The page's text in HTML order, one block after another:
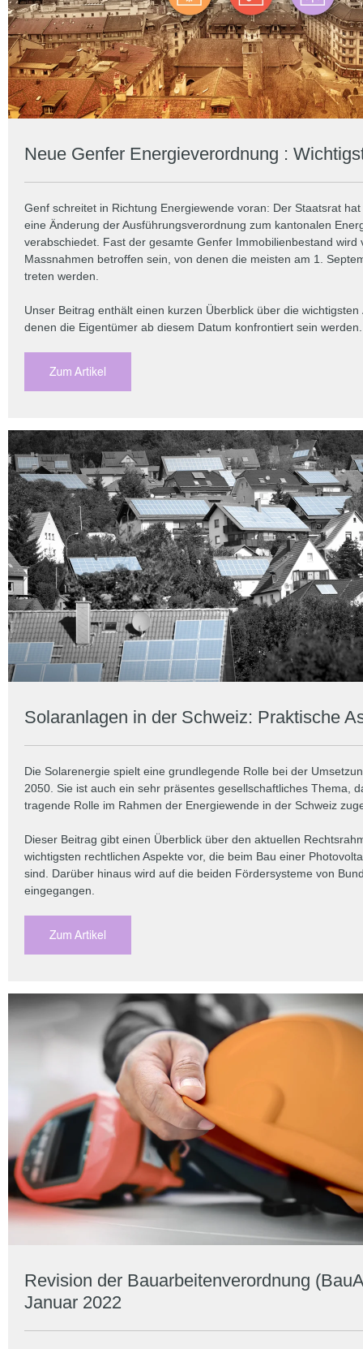
Neue Genfer Energieverordnung :
Genf schreitet in Richtung Energiewende voran: Der Staatsrat
eine Änderung der Ausführungsverordnung zum kantonalen
verabschiedet. Fast der gesamte Genfer Immobilienbestand wird
Massnahmen betroffen sein, von denen die meisten am 1.
treten werden.
Unser Beitrag enthält einen kurzen Überblick über die
denen die Eigentümer ab diesem Datum konfrontiert sein werden.
Solaranlagen in der Schweiz: Praktische
Die Solarenergie spielt eine grundlegende Rolle bei der
2050. Sie ist auch ein sehr präsentes gesellschaftliches Thema,
tragende Rolle im Rahmen der Energiewende in der Schweiz
Dieser Beitrag gibt einen Überblick über den aktuellen
wichtigsten rechtlichen Aspekte vor, die beim Bau einer
sind. Darüber hinaus wird auf die beiden Fördersysteme von
eingegangen.
Revision der Bauarbeitenverordnung
Januar 2022